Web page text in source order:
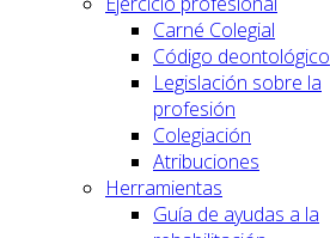
Carné Colegial
Código deontológico
Legislación sobre la
profesión
Colegiación
Atribuciones
Herramientas
Guía de ayudas a la